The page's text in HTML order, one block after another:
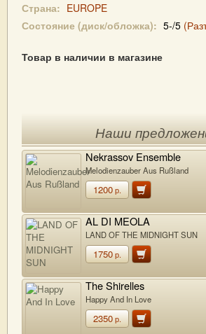
Страна: EUROPE
Состояние (диск/обложка): 5-/5
Товар в наличии в магазине
Наши
Nekrassov Ensemble
Melodienzauber Aus Rußland
1200р.
AL DI MEOLA
LAND OF THE MIDNIGHT SUN
1750р.
The Shirelles
Happy And In Love
2350р.